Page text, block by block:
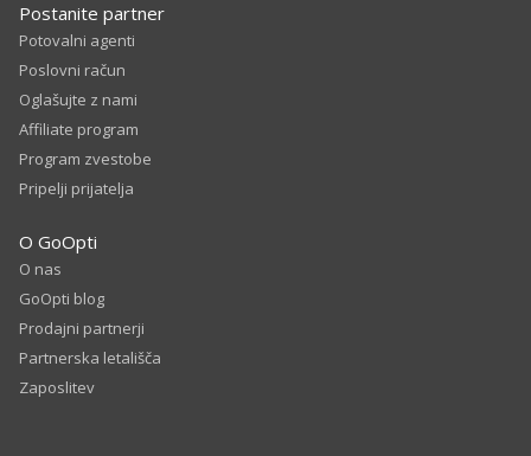
Postanite partner
Potovalni agenti
Poslovni račun
Oglašujte z nami
Affiliate program
Program zvestobe
Pripelji prijatelja
O GoOpti
O nas
GoOpti blog
Prodajni partnerji
Partnerska letališča
Zaposlitev